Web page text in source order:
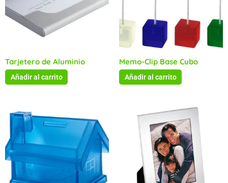
Tarjetero de Aluminio
Añadir al carrito
Memo-Clip Base Cubo
Añadir al carrito